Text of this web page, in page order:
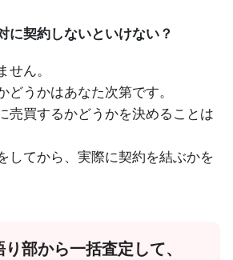
に契約しないといけない？
せん。
どうかはあなた次第です。
売買するかどうかを決めることは
してから、実際に契約を結ぶかを
部から一括査定して、